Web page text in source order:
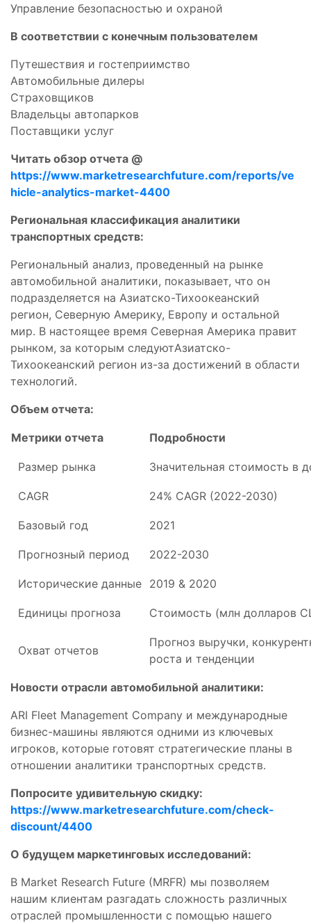
Управление безопасностью и охраной
В соответствии с конечным пользователем
Путешествия и гостеприимство
Автомобильные дилеры
Страховщиков
Владельцы автопарков
Поставщики услуг
Читать обзор отчета @
https://www.marketresearchfuture.com/reports/ve
hicle-analytics-market-4400
Региональная классификация аналитики
транспортных средств:
Региональный анализ, проведенный на рынке
автомобильной аналитики, показывает, что он
подразделяется на Азиатско-Тихоокеанский
регион, Северную Америку, Европу и остальной
мир. В настоящее время Северная Америка правит
рынком, за которым следуютАзиатско-
Тихоокеанский регион из-за достижений в области
технологий.
Объем отчета:
Метрики отчета Подробности
Размер рынка Значительная стоимость в
CAGR 24% CAGR (2022-2030)
Базовый год 2021
Прогнозный период 2022-2030
Исторические данные 2019 & 2020
Единицы прогноза Стоимость (млн долларов
Охват отчетов
Прогноз выручки,
роста и тенденции
Новости отрасли автомобильной аналитики:
ARI Fleet Management Company и международные
бизнес-машины являются одними из ключевых
игроков, которые готовят стратегические планы в
отношении аналитики транспортных средств.
Попросите удивительную скидку:
https://www.marketresearchfuture.com/check-
discount/4400
О будущем маркетинговых исследований:
В Market Research Future (MRFR) мы позволяем
нашим клиентам разгадать сложность различных
отраслей промышленности с помощью нашего